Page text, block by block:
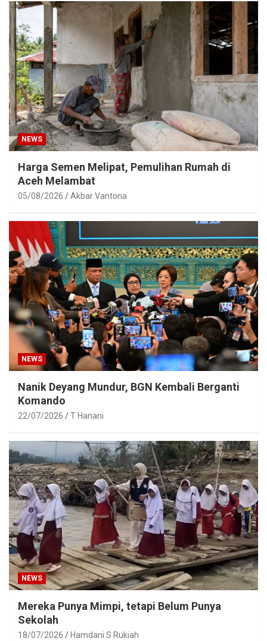
NEWS
Harga Semen Melipat, Pemulihan Rumah di
Aceh Melambat
05/08/2026 Akbar Vantona
NEWS
Nanik Deyang Mundur, BGN Kembali Berganti
Komando
22/07/2026 T Hanani
NEWS
Mereka Punya Mimpi, tetapi Belum Punya
Sekolah
18/07/2026 Hamdani S Rukiah